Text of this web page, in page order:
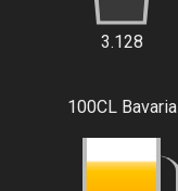
3.128
100CL Bavaria